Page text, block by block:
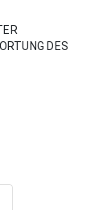
DES